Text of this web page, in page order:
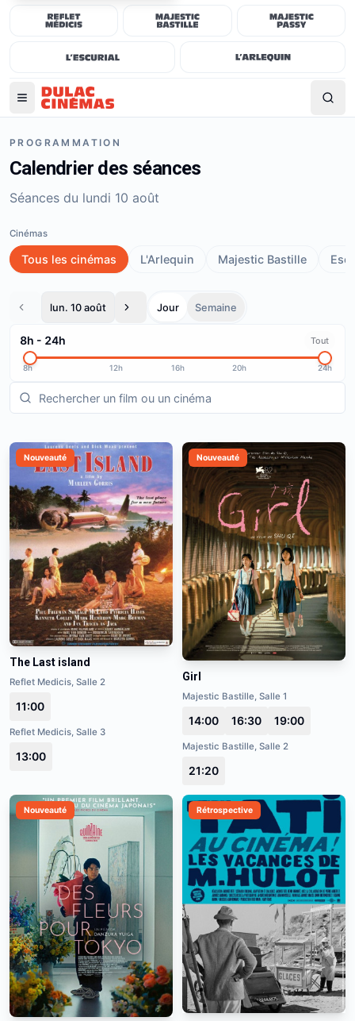
PROGRAMMATION
Calendrier des séances
Séances du lundi 10 août
lun. 10 août Jour Semaine
8h - 24h Tout
8h 12h 16h 20h 24h
Cinémas
Tous les cinémas L'Arlequin Majestic Bastille
Nouveauté
The Last island
Reflet Medicis, Salle 2
11:00
Reflet Medicis, Salle 3
13:00
Nouveauté
Girl
Majestic Bastille, Salle 1
14:00 16:30 19:00
Majestic Bastille, Salle 2
21:20
Nouveauté Rétrospective